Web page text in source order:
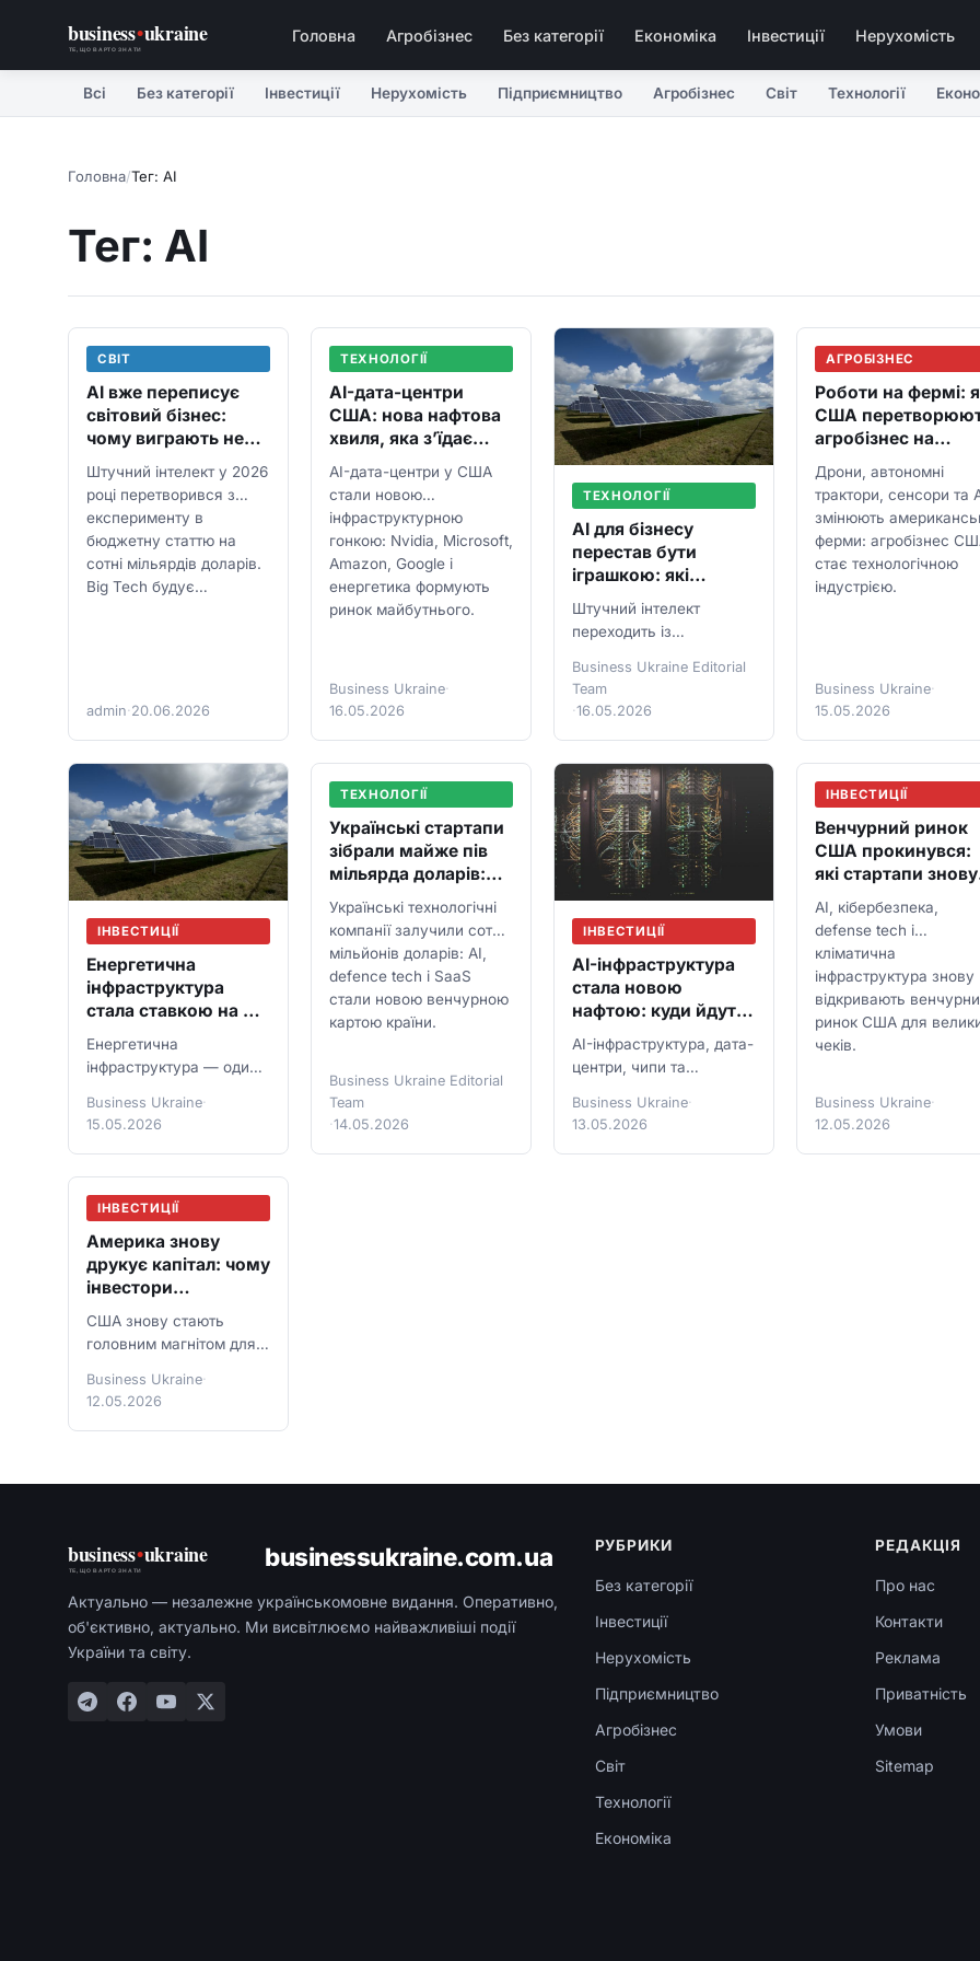
business•ukraine
ТЕ, ЩО ВАРТО ЗНАТИ
Головна Агробізнес Без категорії Економіка Інвестиції Нерухомість
Всі Без категорії Інвестиції Нерухомість Підприємництво Агробізнес Світ Технології
Головна/Тег: AI
Тег: AI
СВІТ
AI вже переписує
світовий бізнес:
чому виграють не
лише Nvidia і
Microsoft
Штучний інтелект у 2026
році перетворився з
експерименту в
бюджетну статтю на
сотні мільярдів доларів.
Big Tech будує…
admin·20.06.2026
ТЕХНОЛОГІЇ
AI-дата-центри
США: нова нафтова
хвиля, яка з’їдає
електроенергію і
будує міста
майбутнього
AI-дата-центри у США
стали новою
інфраструктурною
гонкою: Nvidia, Microsoft,
Amazon, Google і
енергетика формують
ринок майбутнього.
Business Ukraine·
16.05.2026
ТЕХНОЛОГІЇ
AI для бізнесу
перестав бути
іграшкою: які
інструменти вже
економлять
компаніям гроші
Штучний інтелект
переходить із
бухгалтерію, продажі,
компаній.
Business Ukraine Editorial
Team
·16.05.2026
АГРОБІЗНЕС
Роботи на фермі:
США
агробізнес на
технологічну
індустрію
Дрони, автономні
трактори, сенсори та
змінюють
ферми: агробізнес
стає технологічною
індустрією.
Business Ukraine·
15.05.2026
ІНВЕСТИЦІЇ
Енергетична
інфраструктура
стала ставкою на AI,
війну й
електрифікацію
Енергетична
інфраструктура — один
інвестиційних напрямків
мережі, газ, атом і
відновлювана
енергетика.
Business Ukraine·
15.05.2026
ТЕХНОЛОГІЇ
Українські стартапи
зібрали майже пів
мільярда доларів:
чому венчур знову
дивиться на Київ
Українські технологічні
компанії залучили сотні
мільйонів доларів: AI,
defence tech і SaaS
стали новою венчурною
картою країни.
Business Ukraine Editorial
Team
·14.05.2026
ІНВЕСТИЦІЇ
AI-інфраструктура
стала новою
нафтою: куди йдуть
трильйони капіталу
AI-інфраструктура, дата-
центри, чипи та
одним із найгарячіших
2026 року. Аналіз ринку,
Business Ukraine·
13.05.2026
ІНВЕСТИЦІЇ
Венчурний ринок
США прокинувся:
які стартапи знову
отримують чеки на
$50 млн
AI, кібербезпека,
defense tech і
кліматична
інфраструктура знову
відкривають
ринок США для
чеків.
Business Ukraine·
12.05.2026
ІНВЕСТИЦІЇ
Америка знову
друкує капітал: чому
інвестори
повертаються в
США попри дорогі
гроші
США знову стають
головним магнітом для
оборонка,
логіка інвесторів.
Business Ukraine·
12.05.2026
business•ukraine
ТЕ, ЩО ВАРТО ЗНАТИ businessukraine.com.ua
Актуально — незалежне українськомовне видання. Оперативно,
об'єктивно, актуально. Ми висвітлюємо найважливіші події
України та світу.
РУБРИКИ
Без категорії
Інвестиції
Нерухомість
Підприємництво
Агробізнес
Світ
Технології
Економіка
РЕДАКЦІЯ
Про нас
Контакти
Реклама
Приватність
Умови
Sitemap